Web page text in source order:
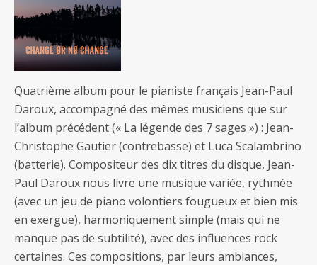
Quatrième album pour le pianiste français Jean-Paul
Daroux, accompagné des mêmes musiciens que sur
l’album précédent (« La légende des 7 sages ») : Jean-
Christophe Gautier (contrebasse) et Luca Scalambrino
(batterie). Compositeur des dix titres du disque, Jean-
Paul Daroux nous livre une musique variée, rythmée
(avec un jeu de piano volontiers fougueux et bien mis
en exergue), harmoniquement simple (mais qui ne
manque pas de subtilité), avec des influences rock
certaines. Ces compositions, par leurs ambiances,